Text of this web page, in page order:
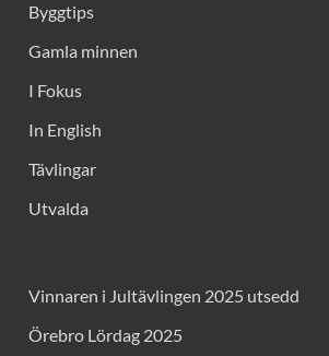
Byggtips
Gamla minnen
I Fokus
In English
Tävlingar
Utvalda
Vinnaren i Jultävlingen 2025 utsedd
Örebro Lördag 2025